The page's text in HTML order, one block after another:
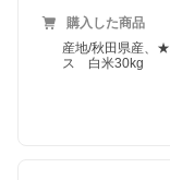
購入した商品
産地/秋田県産、
ス 白米30kg